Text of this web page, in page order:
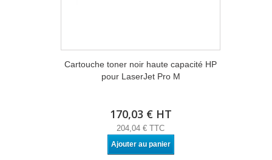
Cartouche toner noir haute capacité HP
pour LaserJet Pro M
170,03 € HT
204,04 € TTC
Ajouter au panier